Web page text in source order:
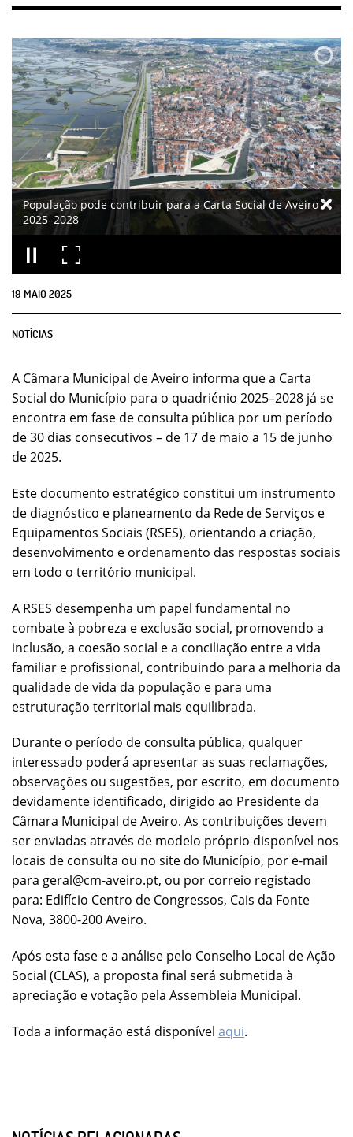
População pode contribuir para a Carta Social de Aveiro
2025–2028
19 MAIO2025
NOTÍCIAS
A Câmara Municipal de Aveiro informa que a Carta
Social do Município para o quadriénio 2025–2028 já se
encontra em fase de consulta pública por um período
de 30 dias consecutivos – de 17 de maio a 15 de junho
de 2025.
Este documento estratégico constitui um instrumento
de diagnóstico e planeamento da Rede de Serviços e
Equipamentos Sociais (RSES), orientando a criação,
desenvolvimento e ordenamento das respostas sociais
em todo o território municipal.
A RSES desempenha um papel fundamental no
combate à pobreza e exclusão social, promovendo a
inclusão, a coesão social e a conciliação entre a vida
familiar e profissional, contribuindo para a melhoria da
qualidade de vida da população e para uma
estruturação territorial mais equilibrada.
Durante o período de consulta pública, qualquer
interessado poderá apresentar as suas reclamações,
observações ou sugestões, por escrito, em documento
devidamente identificado, dirigido ao Presidente da
Câmara Municipal de Aveiro. As contribuições devem
ser enviadas através de modelo próprio disponível nos
locais de consulta ou no site do Município, por e-mail
para geral@cm-aveiro.pt, ou por correio registado
para: Edifício Centro de Congressos, Cais da Fonte
Nova, 3800-200 Aveiro.
Após esta fase e a análise pelo Conselho Local de Ação
Social (CLAS), a proposta final será submetida à
apreciação e votação pela Assembleia Municipal.
Toda a informação está disponível aqui.